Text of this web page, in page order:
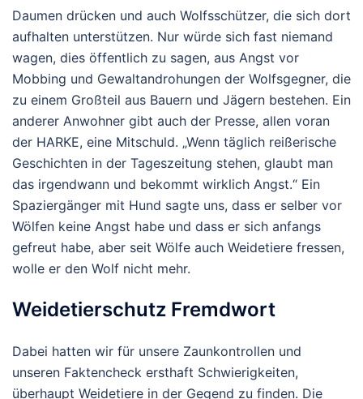
Daumen drücken und auch Wolfsschützer, die sich dort
aufhalten unterstützen. Nur würde sich fast niemand
wagen, dies öffentlich zu sagen, aus Angst vor
Mobbing und Gewaltandrohungen der Wolfsgegner, die
zu einem Großteil aus Bauern und Jägern bestehen. Ein
anderer Anwohner gibt auch der Presse, allen voran
der HARKE, eine Mitschuld. „Wenn täglich reißerische
Geschichten in der Tageszeitung stehen, glaubt man
das irgendwann und bekommt wirklich Angst.“ Ein
Spaziergänger mit Hund sagte uns, dass er selber vor
Wölfen keine Angst habe und dass er sich anfangs
gefreut habe, aber seit Wölfe auch Weidetiere fressen,
wolle er den Wolf nicht mehr.
Weidetierschutz Fremdwort
Dabei hatten wir für unsere Zaunkontrollen und
unseren Faktencheck ersthaft Schwierigkeiten,
überhaupt Weidetiere in der Gegend zu finden. Die